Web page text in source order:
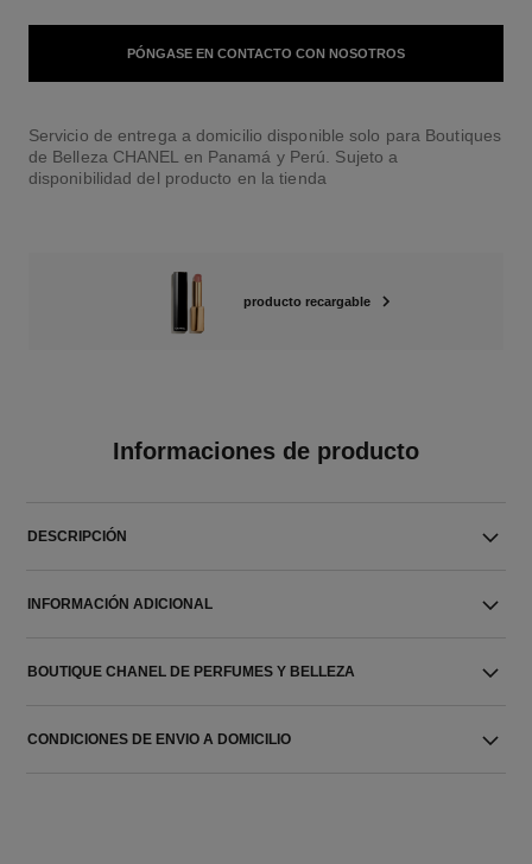
PÓNGASE EN CONTACTO CON NOSOTROS
Servicio de entrega a domicilio disponible solo para Boutiques
de Belleza CHANEL en Panamá y Perú. Sujeto a
disponibilidad del producto en la tienda
producto recargable
Informaciones de producto
DESCRIPCIÓN
INFORMACIÓN ADICIONAL
BOUTIQUE CHANEL DE PERFUMES Y BELLEZA
CONDICIONES DE ENVIO A DOMICILIO